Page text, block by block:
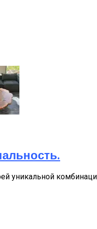
уникальной